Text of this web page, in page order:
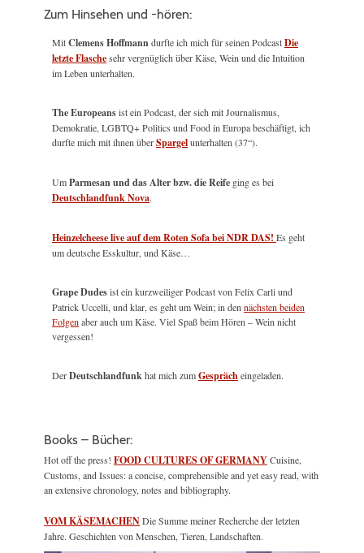
Zum Hinsehen und -hören:
MitClemens Hoffmanndurfte ich mich für seinen PodcastDie
letzte Flaschesehr vergnüglich über Käse, Wein und die Intuition
im Leben unterhalten.
The Europeansist ein Podcast, der sich mit Journalismus,
Demokratie, LGBTQ+ Politics und Food in Europa beschäftigt, ich
durfte mich mit ihnen überSpargelunterhalten (37“).
UmParmesan und das Alter bzw. die Reife ging es bei
Deutschlandfunk Nova.
Heinzelcheese live auf dem Roten Sofa bei NDR DAS! Es geht
um deutsche Esskultur, und Käse…
Grape Dudesist ein kurzweiliger Podcast von Felix Carli und
Patrick Uccelli, und klar, es geht um Wein; in dennächsten beiden
Folgenaber auch um Käse. Viel Spaß beim Hören – Wein nicht
vergessen!
DerDeutschlandfunkhat mich zumGesprächeingeladen.
Books – Bücher:
Hot off the press! FOOD CULTURES OF GERMANYCuisine,
Customs, and Issues: a concise, comprehensible and yet easy read, with
an extensive chronology, notes and bibliography.
VOM KÄSEMACHENDie Summe meiner Recherche der letzten
Jahre. Geschichten von Menschen, Tieren, Landschaften.